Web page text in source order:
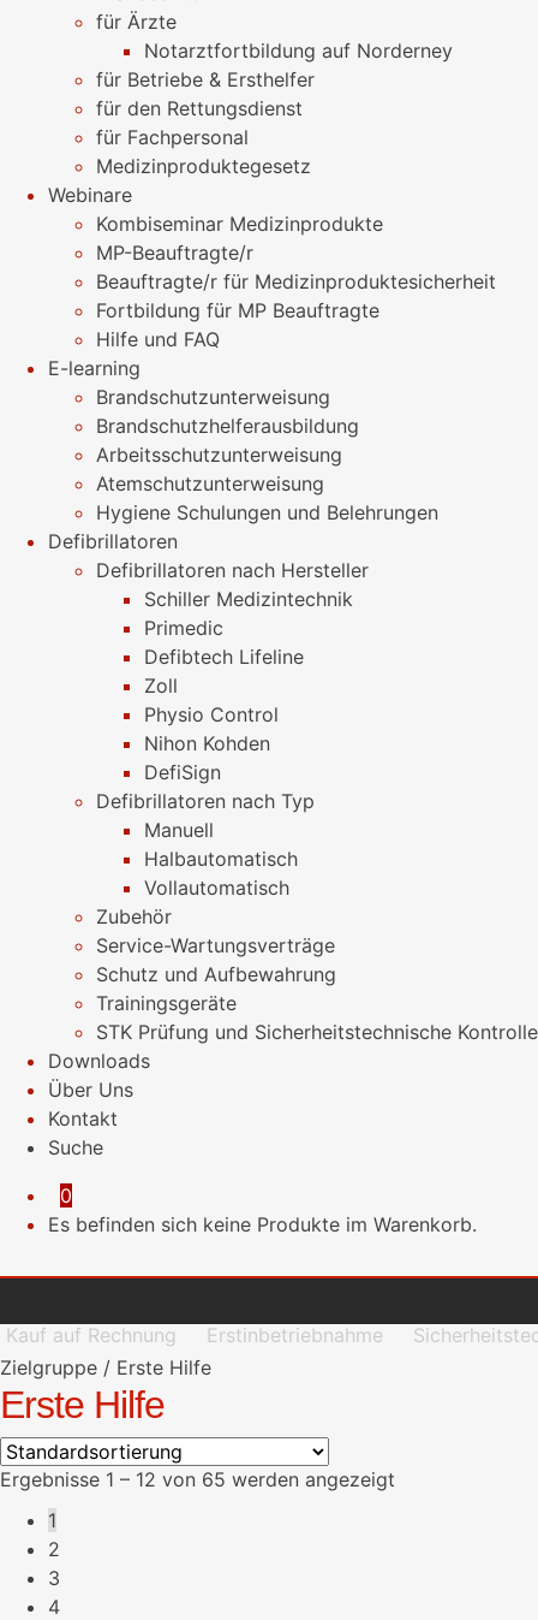
für Ärzte
Notarztfortbildung auf Norderney
für Betriebe & Ersthelfer
für den Rettungsdienst
für Fachpersonal
Medizinproduktegesetz
Webinare
Kombiseminar Medizinprodukte
MP-Beauftragte/r
Beauftragte/r für Medizinproduktesicherheit
Fortbildung für MP Beauftragte
Hilfe und FAQ
E-learning
Brandschutzunterweisung
Brandschutzhelferausbildung
Arbeitsschutzunterweisung
Atemschutzunterweisung
Hygiene Schulungen und Belehrungen
Defibrillatoren
Defibrillatoren nach Hersteller
Schiller Medizintechnik
Primedic
Defibtech Lifeline
Zoll
Physio Control
Nihon Kohden
DefiSign
Defibrillatoren nach Typ
Manuell
Halbautomatisch
Vollautomatisch
Zubehör
Service-Wartungsverträge
Schutz und Aufbewahrung
Trainingsgeräte
STK Prüfung und Sicherheitstechnische Kontrolle
Downloads
Über Uns
Kontakt
Suche
0
Es befinden sich keine Produkte im Warenkorb.
Kauf auf Rechnung Erstinbetriebnahme
Zielgruppe / Erste Hilfe
Erste Hilfe
Ergebnisse 1 – 12 von 65 werden angezeigt
1
2
3
4